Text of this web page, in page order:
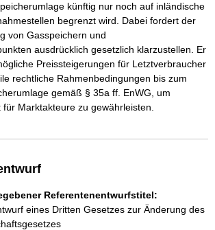
künftig nur noch auf inländische
begrenzt wird. Dabei fordert der
von Gasspeichern und
ausdrücklich gesetzlich klarzustellen. Er
Preissteigerungen für Letztverbraucher
rechtliche Rahmenbedingungen bis zum
gemäß § 35a ff. EnWG, um
Marktakteure zu gewährleisten.
Referentenentwurfstitel:
eines Dritten Gesetzes zur Änderung des